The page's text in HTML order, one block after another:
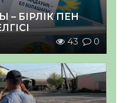
– БІРЛІК ПЕН
43 0